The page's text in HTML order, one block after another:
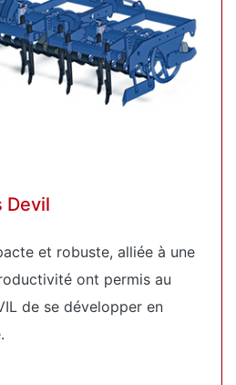
Devil
et robuste, alliée à une
ont permis au
de se développer en